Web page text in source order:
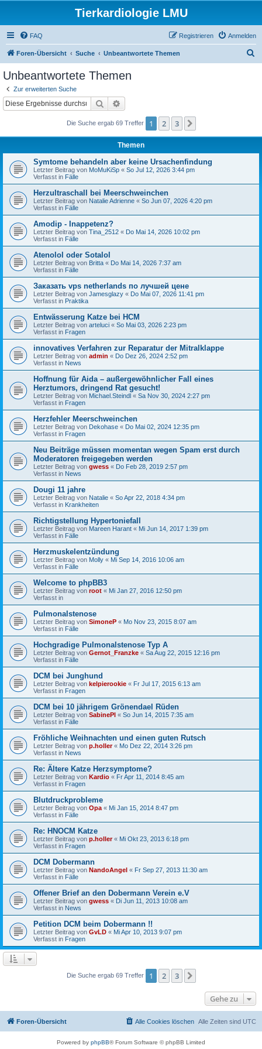
Tierkardiologie LMU
FAQ Anmelden
Registrieren
Foren-Übersicht Suche Unbeantwortete Themen
Unbeantwortete Themen
Zur erweiterten Suche
Suche
Die Suche ergab 69 Treffer 1 2 3
Themen
Symtome behandeln aber keine Ursachenfindung
Letzter Beitrag von MoMuKiSp « So Jul 12, 2026 3:44 pm
Verfasst in Fälle
Herzultraschall bei Meerschweinchen
Letzter Beitrag von Natalie Adrienne « So Jun 07, 2026 4:20 pm
Verfasst in Fälle
Amodip - Inappetenz?
Letzter Beitrag von Tina_2512 « Do Mai 14, 2026 10:02 pm
Verfasst in Fälle
Atenolol oder Sotalol
Letzter Beitrag von Britta « Do Mai 14, 2026 7:37 am
Verfasst in Fälle
Заказать vps netherlands по лучшей цене
Letzter Beitrag von Jamesglazy « Do Mai 07, 2026 11:41 pm
Verfasst in Praktika
Entwässerung Katze bei HCM
Letzter Beitrag von arteluci « So Mai 03, 2026 2:23 pm
Verfasst in Fragen
innovatives Verfahren zur Reparatur der Mitralklappe
Letzter Beitrag von admin « Do Dez 26, 2024 2:52 pm
Verfasst in News
Hoffnung für Aida – außergewöhnlicher Fall eines
Herztumors, dringend Rat gesucht!
Letzter Beitrag von Michael.Steindl « Sa Nov 30, 2024 2:27 pm
Verfasst in Fragen
Herzfehler Meerschweinchen
Letzter Beitrag von Dekohase « Do Mai 02, 2024 12:35 pm
Verfasst in Fragen
Neu Beiträge müssen momentan wegen Spam erst durch
Moderatoren freigegeben werden
Letzter Beitrag von gwess « Do Feb 28, 2019 2:57 pm
Verfasst in News
Dougi 11 jahre
Letzter Beitrag von Natalie « So Apr 22, 2018 4:34 pm
Verfasst in Krankheiten
Richtigstellung Hypertoniefall
Letzter Beitrag von Mareen Harant « Mi Jun 14, 2017 1:39 pm
Verfasst in Fälle
Herzmuskelentzündung
Letzter Beitrag von Molly « Mi Sep 14, 2016 10:06 am
Verfasst in Fälle
Welcome to phpBB3
Letzter Beitrag von root « Mi Jan 27, 2016 12:50 pm
Verfasst in
Pulmonalstenose
Letzter Beitrag von SimoneP « Mo Nov 23, 2015 8:07 am
Verfasst in Fälle
Hochgradige Pulmonalstenose Typ A
Letzter Beitrag von Gernot_Franzke « Sa Aug 22, 2015 12:16 pm
Verfasst in Fälle
DCM bei Junghund
Letzter Beitrag von kelpierookie « Fr Jul 17, 2015 6:13 am
Verfasst in Fragen
DCM bei 10 jährigem Grönendael Rüden
Letzter Beitrag von SabinePl « So Jun 14, 2015 7:35 am
Verfasst in Fälle
Fröhliche Weihnachten und einen guten Rutsch
Letzter Beitrag von p.holler« Mo Dez 22, 2014 3:26 pm
Verfasst in News
Re: Ältere Katze Herzsymptome?
Letzter Beitrag von Kardio « Fr Apr 11, 2014 8:45 am
Verfasst in Fragen
Blutdruckprobleme
Letzter Beitrag von Opa « Mi Jan 15, 2014 8:47 pm
Verfasst in Fälle
Re: HNOCM Katze
Letzter Beitrag von p.holler« Mi Okt 23, 2013 6:18 pm
Verfasst in Fragen
DCM Dobermann
Letzter Beitrag von NandoAngel « Fr Sep 27, 2013 11:30 am
Verfasst in Fälle
Offener Brief an den Dobermann Verein e.V
Letzter Beitrag von gwess « Di Jun 11, 2013 10:08 am
Verfasst in News
Petition DCM beim Dobermann !!
Letzter Beitrag von GvLD « Mi Apr 10, 2013 9:07 pm
Verfasst in Fragen
Die Suche ergab 69 Treffer 1 2 3
Gehe zu
Foren-Übersicht Alle Zeiten sind UTC
Alle Cookies löschen
Powered by phpBB® Forum Software © phpBB Limited